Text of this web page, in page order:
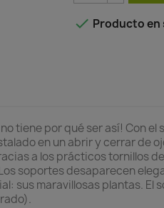
 Producto en
tiene por qué ser así! Con
en un abrir y cerrar de
a los prácticos tornillos
soportes desaparecen
sus maravillosas plantas.